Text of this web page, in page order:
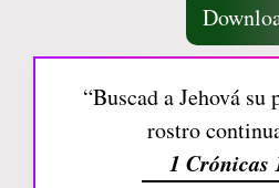
“Buscad a Jehová su
rostro
1 Crónicas